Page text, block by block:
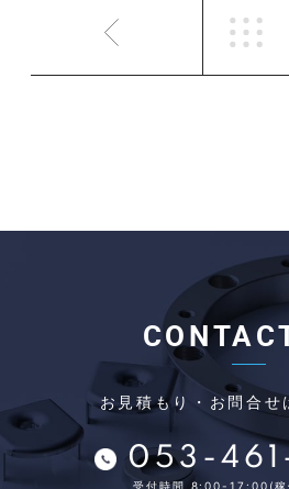
お見積もり・お問合せ
053-
受付時間 8:00-17:00(稼